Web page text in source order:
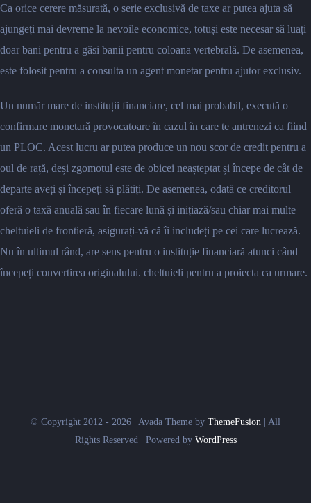
Ca orice cerere măsurată, o serie exclusivă de taxe ar putea ajuta să
ajungeți mai devreme la nevoile economice, totuși este necesar să luați
doar bani pentru a găsi banii pentru coloana vertebrală. De asemenea,
este folosit pentru a consulta un agent monetar pentru ajutor exclusiv.
Un număr mare de instituții financiare, cel mai probabil, execută o
confirmare monetară provocatoare în cazul în care te antrenezi ca fiind
un PLOC. Acest lucru ar putea produce un nou scor de credit pentru a
oul de rață, deși zgomotul este de obicei neașteptat și începe de cât de
departe aveți și începeți să plătiți. De asemenea, odată ce creditorul
oferă o taxă anuală sau în fiecare lună și inițiază/sau chiar mai multe
cheltuieli de frontieră, asigurați-vă că îi includeți pe cei care lucrează.
Nu în ultimul rând, are sens pentru o instituție financiară atunci când
începeți convertirea originalului. cheltuieli pentru a proiecta ca urmare.
© Copyright 2012 - 2026 | Avada Theme by ThemeFusion | All
Rights Reserved | Powered by WordPress